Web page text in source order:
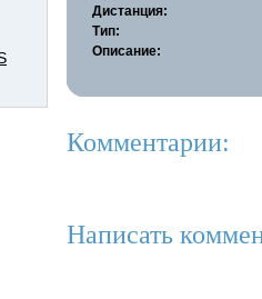
Дистанция:
Тип:
Описание:
Комментарии:
Написать